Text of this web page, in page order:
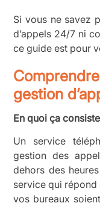
Si vous ne savez
d’appels 24/7 ni
ce guide est pour
gestion
En quoi ça
Un service
gestion des
dehors des
service qui
vos bureaux